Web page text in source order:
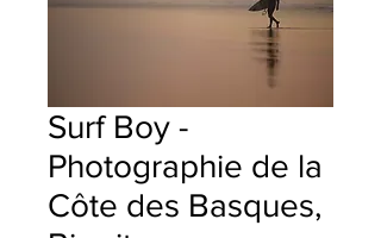
Surf Boy -
Photographie de la
Côte des Basques,